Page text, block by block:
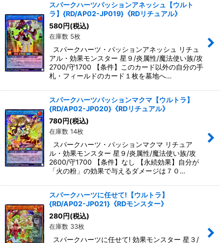
スパークハーツパッションアネッシュ【ウルト
ラ】{RD/AP02-JP019}《RDリチュアル》
580円(税込)
在庫数 5枚
スパークハーツ・パッションアネッシュ リチュ
アル・効果モンスター 星９/炎属性/魔法使い族/攻
2700/守1700 【条件】このカード以外の自分の手
札・フィールドのカード１枚を墓地へ…
スパークハーツパッションマクマ【ウルトラ】
{RD/AP02-JP020}《RDリチュアル》
780円(税込)
在庫数 14枚
スパークハーツ・パッションマクマ リチュア
ル・効果モンスター 星９/炎属性/魔法使い族/攻
2600/守1700 【条件】なし 【永続効果】自分が
「火の粉」の効果で与えるダメージは７０…
スパークハーツに任せて!【ウルトラ】
{RD/AP02-JP021}《RDモンスター》
280円(税込)
在庫数 33枚
スパークハーツに任せて! 効果モンスター 星３/